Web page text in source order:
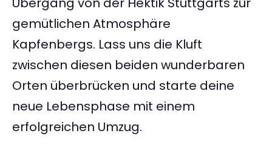
gemütlichen Atmosphäre
Kapfenbergs. Lass uns die Kluft
zwischen diesen beiden wunderbaren
Orten überbrücken und starte deine
neue Lebensphase mit einem
erfolgreichen Umzug.